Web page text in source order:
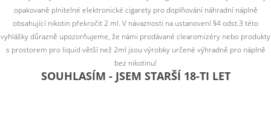
opakovaně plnitelné elektronické cigarety pro doplňování náhradní náplně
obsahující nikotin překročit 2 ml. V návaznosti na ustanovení §4 odst.3 této
vyhlášky důrazně upozorňujeme, že námi prodávané clearomizéry nebo produkty
s prostorem pro liquid větší než 2ml jsou výrobky určené výhradně pro náplně
bez nikotinu!
SOUHLASÍM - JSEM STARŠÍ 18-TI LET